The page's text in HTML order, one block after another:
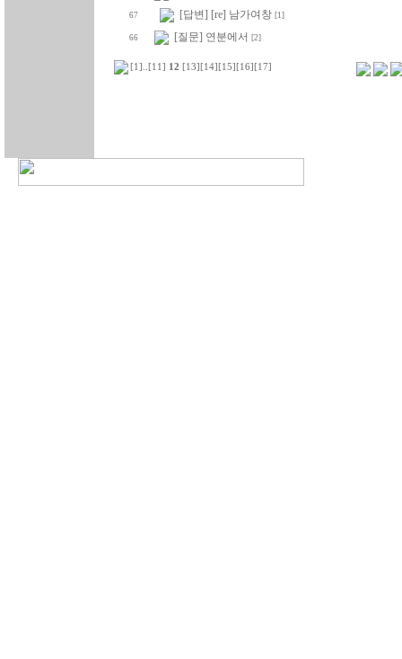
67 [답변] [re] 남가여창 [1]
66 [질문] 연분에서 [2]
[1] [11] 12 [13] [14] [15] [16] [17]